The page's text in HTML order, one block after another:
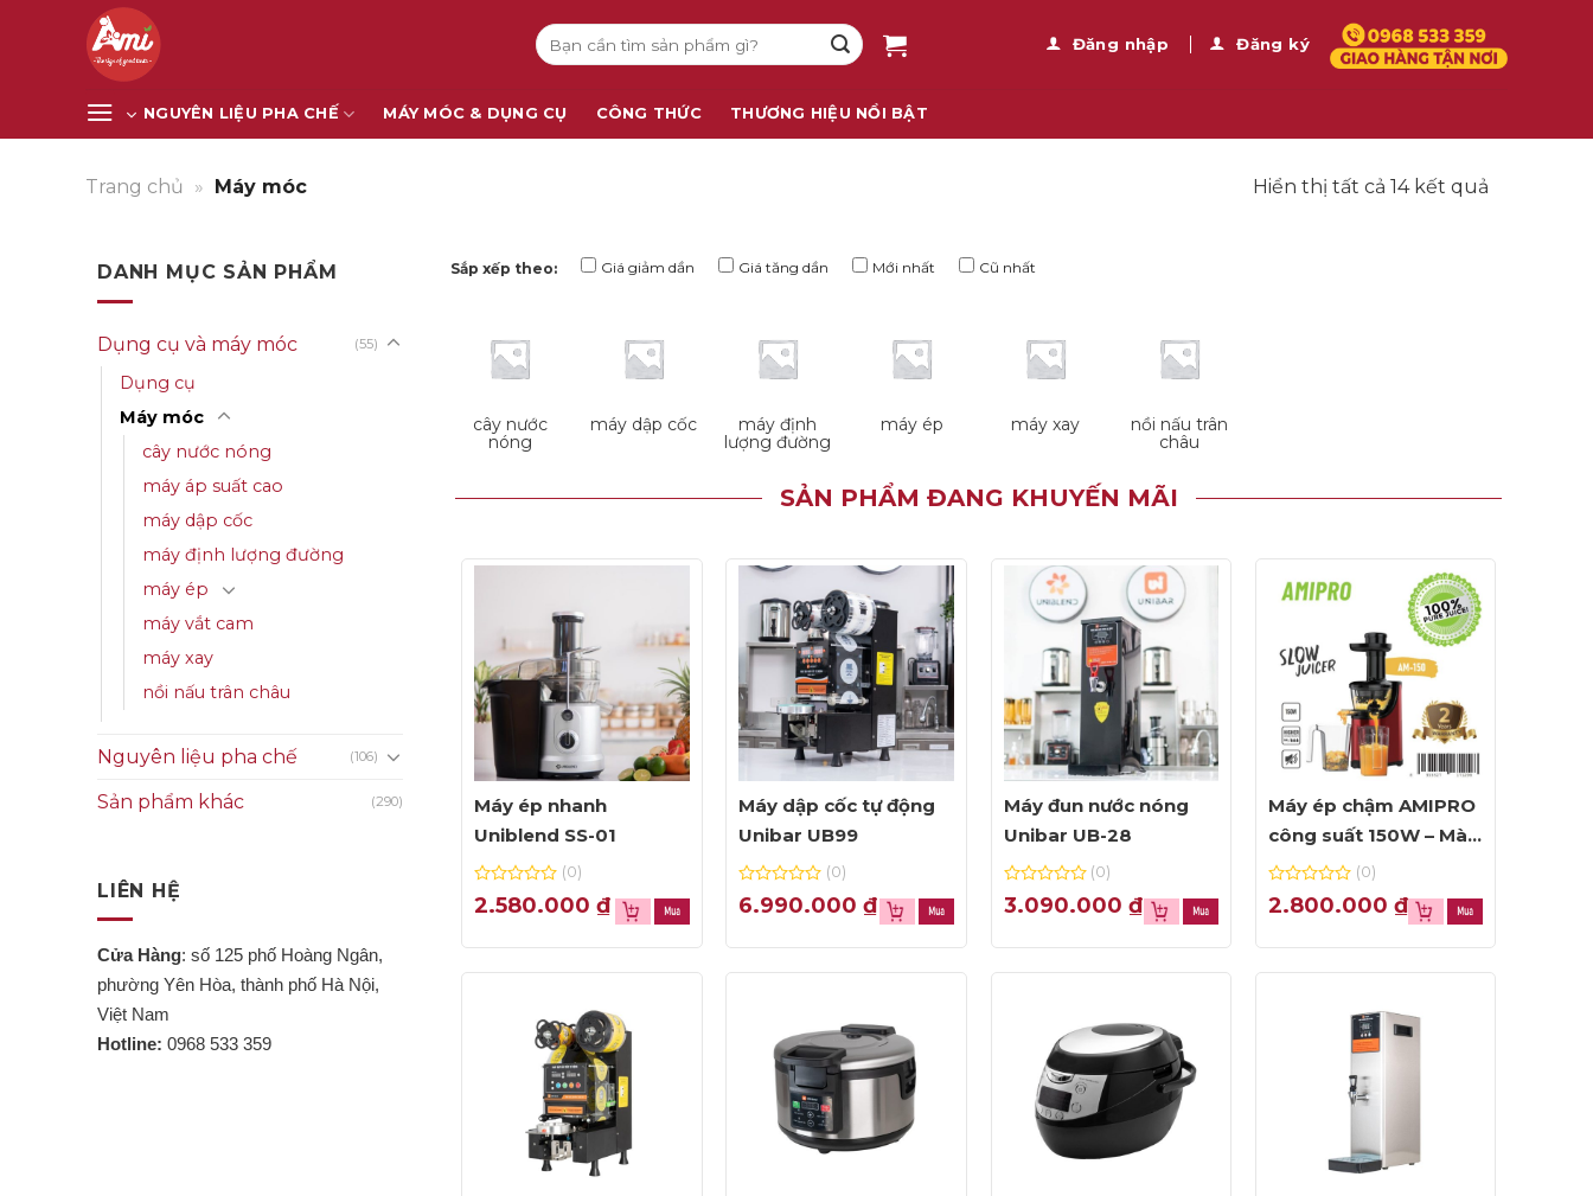
Tìm
kiếm:
Đăng nhập Đăng ký
NGUYÊN LIỆU PHA CHẾ MÁY MÓC & DỤNG CỤ CÔNG THỨC THƯƠNG HIỆU NỔI BẬT
Trang chủ » Máy móc Hiển thị tất cả 14 kết quả
DANH MỤC SẢN PHẨM
Dụng cụ và máy móc (55)
Dụng cụ
Máy móc
cây nước nóng
máy áp suất cao
máy dập cốc
máy định lượng đường
máy ép
máy vắt cam
máy xay
nồi nấu trân châu
Nguyên liệu pha chế (106)
Sản phẩm khác (290)
LIÊN HỆ
Cửa Hàng: số 125 phố Hoàng Ngân,
phường Yên Hòa, thành phố Hà Nội,
Việt Nam
Hotline: 0968 533 359
Sắp xếp theo: Giá giảm dần Giá tăng dần Mới nhất Cũ nhất
cây nước
nóng
máy dập cốc
máy định
lượng đường
máy ép máy xay
nồi nấu trân
châu
SẢN PHẨM ĐANG KHUYẾN MÃI
Máy ép nhanh
Uniblend SS-01
0
out
(0)
2.580.000₫
Máy dập cốc tự động
Unibar UB99
0
out
(0)
6.990.000₫
Máy đun nước nóng
Unibar UB-28
0
out
(0)
3.090.000 ₫
Máy ép chậm AMIPRO
công suất 150W – Màu
đỏ
0
out
(0)
2.800.000 ₫